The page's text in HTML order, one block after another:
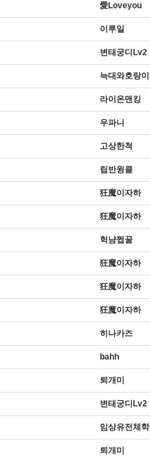
愛Loveyou
이루일
변태궁디Lv2
늑대와호랑이
라이온맨킹
우파니
고상한척
립반윙클
狂魔이자하
狂魔이자하
헉냠쩝꿀
狂魔이자하
狂魔이자하
狂魔이자하
히나카즈
bahh
퇴개미
변태궁디Lv2
임상유전체학
퇴개미